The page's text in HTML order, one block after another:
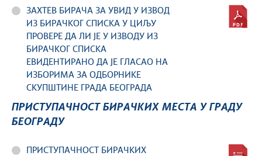
ЗАХТЕВ БИРАЧА ЗА УВИД У ИЗВОД
ИЗ БИРАЧКОГ СПИСКА У ЦИЉУ
ПРОВЕРЕ ДА ЛИ ЈЕ У ИЗВОДУ ИЗ
БИРАЧКОГ СПИСКА
ЕВИДЕНТИРАНО ДА ЈЕ ГЛАСАО НА
ИЗБОРИМА ЗА ОДБОРНИКЕ
СКУПШТИНЕ ГРАДА БЕОГРАДА
ПРИСТУПАЧНОСТ БИРАЧКИХ МЕСТА У ГРАДУ
БЕОГРАДУ
ПРИСТУПАЧНОСТ БИРАЧКИХ